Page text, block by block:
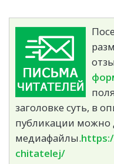
заголовке суть, в
публикации можно
медиафайлы.
chitatelej/